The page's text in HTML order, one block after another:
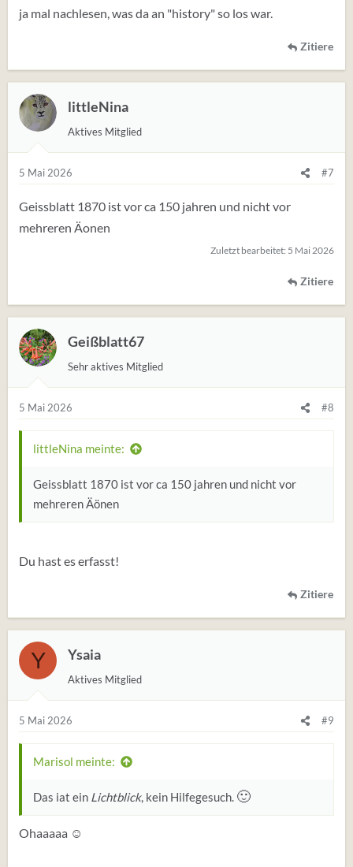
ja mal nachlesen, was da an "history" so los war.
Zitiere
littleNina
Aktives Mitglied
5 Mai 2026 #7
Geissblatt 1870 ist vor ca 150 jahren und nicht vor
mehreren Äonen
Zuletzt bearbeitet: 5 Mai 2026
Zitiere
Geißblatt67
Sehr aktives Mitglied
5 Mai 2026 #8
littleNina meinte:
Geissblatt 1870 ist vor ca 150 jahren und nicht vor
mehreren Äönen
Du hast es erfasst!
Zitiere
Y Ysaia
Aktives Mitglied
5 Mai 2026 #9
Marisol meinte:
Das iat ein Lichtblick, kein Hilfegesuch. 🙂
Ohaaaaa ☺️